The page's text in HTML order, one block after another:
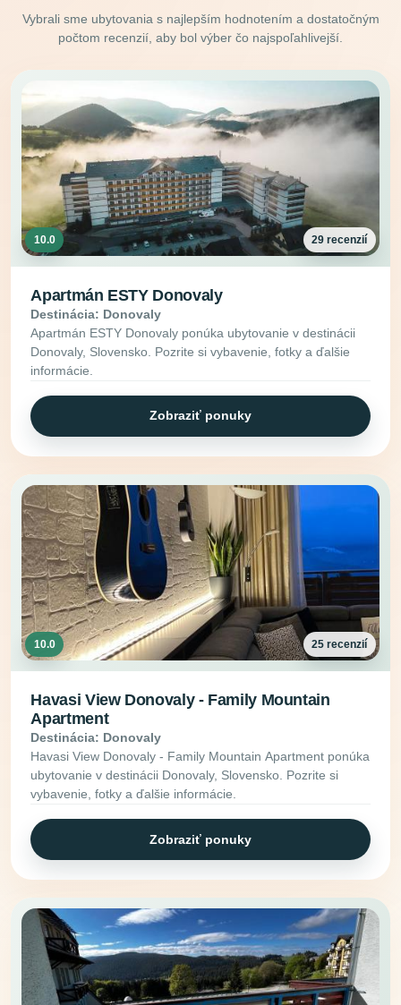
Vybrali sme ubytovania s najlepším hodnotením a dostatočným
počtom recenzií, aby bol výber čo najspoľahlivejší.
10.0 29 recenzií
Apartmán ESTY Donovaly
Destinácia: Donovaly
Apartmán ESTY Donovaly ponúka ubytovanie v destinácii
Donovaly, Slovensko. Pozrite si vybavenie, fotky a ďalšie
informácie.
Zobraziť ponuky
10.0 25 recenzií
Havasi View Donovaly - Family Mountain
Apartment
Destinácia: Donovaly
Havasi View Donovaly - Family Mountain Apartment ponúka
ubytovanie v destinácii Donovaly, Slovensko. Pozrite si
vybavenie, fotky a ďalšie informácie.
Zobraziť ponuky